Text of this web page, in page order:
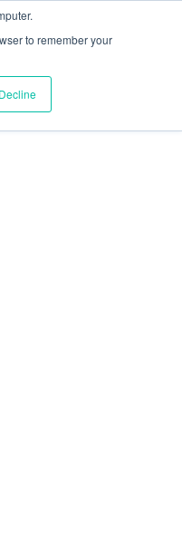
to remember your
Decline